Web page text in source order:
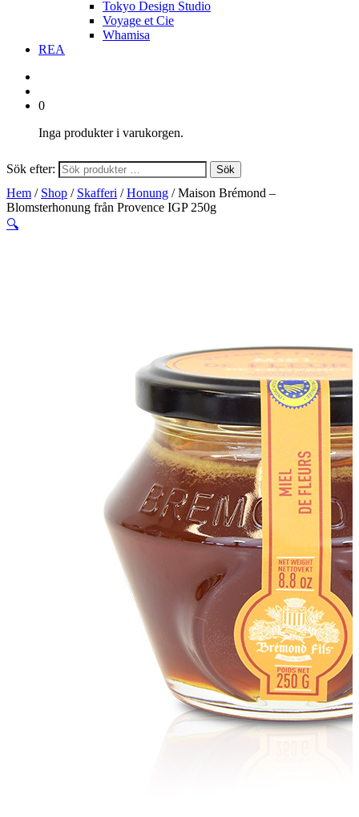
Tokyo Design Studio
Voyage et Cie
Whamisa
REA
0
Inga produkter i varukorgen.
Sök efter: Sök
Hem / Shop / Skafferi /Honung / Maison Brémond –
Blomsterhonung från Provence IGP 250g
🔍